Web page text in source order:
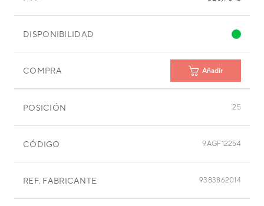
DISPONIBILIDAD
COMPRA Añadir
POSICIÓN 25
CÓDIGO 9AGF12254
REF. FABRICANTE 9383862014